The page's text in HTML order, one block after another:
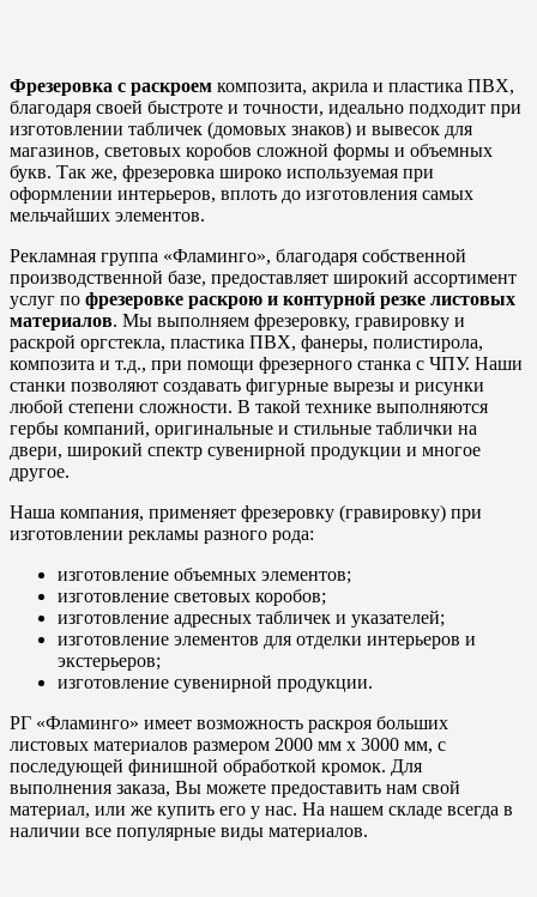
Фрезеровка с раскроем композита, акрила и пластика ПВХ,
благодаря своей быстроте и точности, идеально подходит при
изготовлении табличек (домовых знаков) и вывесок для
магазинов, световых коробов сложной формы и объемных
букв. Так же, фрезеровка широко используемая при
оформлении интерьеров, вплоть до изготовления самых
мельчайших элементов.
Рекламная группа «Фламинго», благодаря собственной
производственной базе, предоставляет широкий ассортимент
услуг по фрезеровке раскрою и контурной резке листовых
материалов. Мы выполняем фрезеровку, гравировку и
раскрой оргстекла, пластика ПВХ, фанеры, полистирола,
композита и т.д., при помощи фрезерного станка с ЧПУ. Наши
станки позволяют создавать фигурные вырезы и рисунки
любой степени сложности. В такой технике выполняются
гербы компаний, оригинальные и стильные таблички на
двери, широкий спектр сувенирной продукции и многое
другое.
Наша компания, применяет фрезеровку (гравировку) при
изготовлении рекламы разного рода:
изготовление объемных элементов;
изготовление световых коробов;
изготовление адресных табличек и указателей;
изготовление элементов для отделки интерьеров и
экстерьеров;
изготовление сувенирной продукции.
РГ «Фламинго» имеет возможность раскроя больших
листовых материалов размером 2000 мм х 3000 мм, с
последующей финишной обработкой кромок. Для
выполнения заказа, Вы можете предоставить нам свой
материал, или же купить его у нас. На нашем складе всегда в
наличии все популярные виды материалов.